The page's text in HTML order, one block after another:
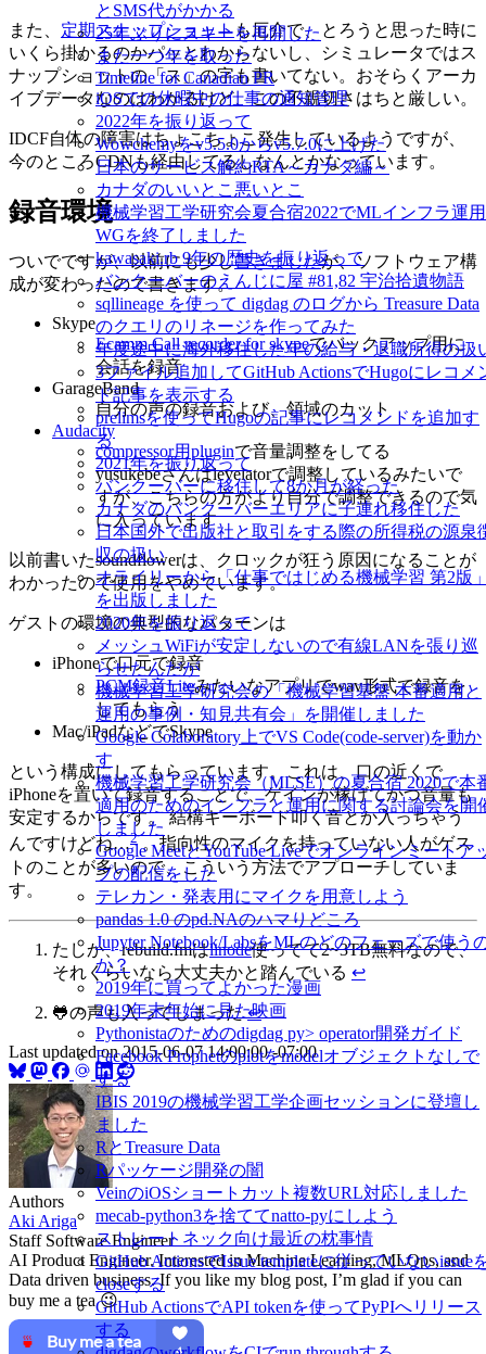
とSMS代がかかる
25年ぶりにスキーを再開した
また一つ年を取った
Timeline for Canadian PR
iOSでの休暇中の仕事の通知管理
2022年を振り返って
Wowchemyをv5.5.0からv5.7.0に上げた
日本のサービス解約RTA～カナダ編～
カナダのいいとこ悪いとこ
機械学習工学研究会夏合宿2022でMLインフラ運用
WGを終了しました
kawasaki.rb 9年の歴史を振り返って
バンクーバーのえんじに屋 #81,82 宇治拾遺物語
sqllineage を使って digdag のログから Treasure Data
のクエリのリネージを作ってみた
年度途中に海外移住した年の給与・退職所得の扱
3ファイル追加してGitHub ActionsでHugoにレコメ
ド記事を表示する
prelimsを使ってHugoの記事にレコメンドを追加す
る
2021年を振り返って
バンクーバーに移住して8か月が経った
カナダのバンクーバーエリアに子連れ移住した
日本国外で出版社と取引をする際の所得税の源泉
収の扱い
オライリーから「仕事ではじめる機械学習 第2版
を出版しました
2020年を振り返って
メッシュWiFiが安定しないので有線LANを張り巡
らせたんだが
機械学習工学研究会の「機械学習基盤 本番適用と
運用の事例・知見共有会」を開催しました
Google Colaboratory上でVS Code(code-server)を動か
す
機械学習工学研究会（MLSE）の夏合宿 2020で本
適用のためのインフラと運用に関する討論会を開
しました
Google MeetとYouTube Liveでオンラインミートア
プの配信をした
テレカン・発表用にマイクを用意しよう
pandas 1.0 のpd.NAのハマりどころ
Jupyter Notebook/LabsをMLのどのフェーズで使う
か？
2019年に買ってよかった漫画
2019年末年始に見た映画
Pythonistaのためのdigdag py> operator開発ガイド
Facebook Prophetのplotをmodelオブジェクトなしで
する
IBIS 2019の機械学習工学企画セッションに登壇し
ました
RとTreasure Data
Rパッケージ開発の闇
VeinのiOSショートカット複数URL対応しました
mecab-python3を捨ててnatto-pyにしよう
ストレートネック向け最近の枕事情
GitHub ActionsでIssue templateに従っていないissue
closeする
GitHub ActionsでAPI tokenを使ってPyPIへリリース
する
また、 定期スナップショットも厄介で、とろうと思った時に
いくら掛かるのかパッとわからないし、シミュレータではス
ナップショットの「ス」の字も書いてない。おそらくアーカ
イブデータなのはわかるけど、この不親切さはちと厳しい。
IDCF自体の障害はちょこちょこ発生しているようですが、
今のところCDNも経由してるしなんとかなっています。
録音環境
ついでですが、以前にも少し書きましたが、ソフトウェア構
成が変わったので書きます。
Skype
Ecamm Call recorder for skypeでバックアップ用に
会話を録音
GarageBand
自分の声の録音および、領域のカット
Audacity
compressor用pluginで音量調整をしてる
yusukebeさんはlevelatorで調整しているみたいで
すが、こちらの方がより自分で調整できるので気
に入っています
以前書いたsoundflowerは、クロックが狂う原因になることが
わかったので使用をやめています。
ゲストの環境の典型的なパターンは
iPhoneで口元で録音
PCM録音Liteみたいなアプリでwav形式で録音を
してもらう
Mac/iPadなどでSkype
という構成にしてもらっています。これは、口の近くで
iPhoneを置いて録音することで、ゲインが稼げてかつ音量も
安定するからです。 結構キーボード叩く音とか入っちゃう
んですけどね…2。指向性のマイクを持っていない人がゲス
トのことが多いので、こういう方法でアプローチしていま
す。
たしか、rebuild.fmはlinode使ってて2~3TB無料なので、
それくらいなら大丈夫かと踏んでいる ↩︎
🐸の声も入ってしまった↩︎
Last updated on2015-06-07 14:00:00 -07:00
Authors
Aki Ariga
Staff Software Engineer
AI Product Engineer. Interested in Machine Learning, MLOps, and
Data driven business. If you like my blog post, I’m glad if you can
buy me a tea 😉